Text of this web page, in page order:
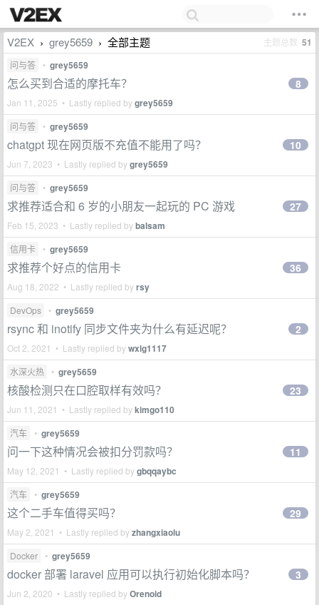
V2EX › grey5659 › 全部主题 主题总数 51
问与答 • grey5659
怎么买到合适的摩托车？
Jan 11, 2025 • Lastly replied bygrey5659
8
问与答 • grey5659
chatgpt 现在网页版不充值不能用了吗？
Jun 7, 2023 • Lastly replied bygrey5659
10
问与答 • grey5659
求推荐适合和 6 岁的小朋友一起玩的 PC 游戏
Feb 15, 2023 • Lastly replied bybalsam
27
信用卡 • grey5659
求推荐个好点的信用卡
Aug 18, 2022 • Lastly replied byrsy
36
DevOps • grey5659
rsync 和 inotify 同步文件夹为什么有延迟呢？
Oct 2, 2021 • Lastly replied bywxlg1117
2
水深火热 • grey5659
核酸检测只在口腔取样有效吗？
Jun 11, 2021 • Lastly replied bykimgo110
23
汽车 • grey5659
问一下这种情况会被扣分罚款吗？
May 12, 2021 • Lastly replied bygbqqaybc
11
汽车 • grey5659
这个二手车值得买吗？
May 2, 2021 • Lastly replied byzhangxiaolu
29
Docker • grey5659
docker 部署 laravel 应用可以执行初始化脚本吗？
Jun 2, 2020 • Lastly replied byOrenoid
3